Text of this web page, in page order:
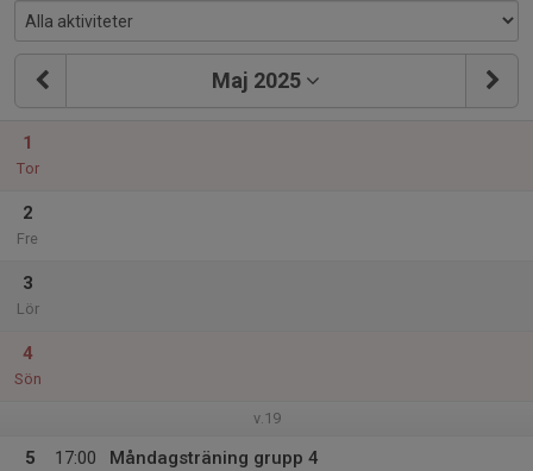
Maj 2025
1
Tor
2
Fre
3
Lör
4
Sön
v.19
5
17:00
Måndagsträning grupp 4